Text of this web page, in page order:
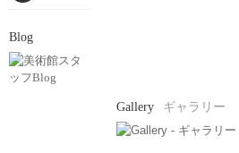
Blog
Gallery ギャラリー